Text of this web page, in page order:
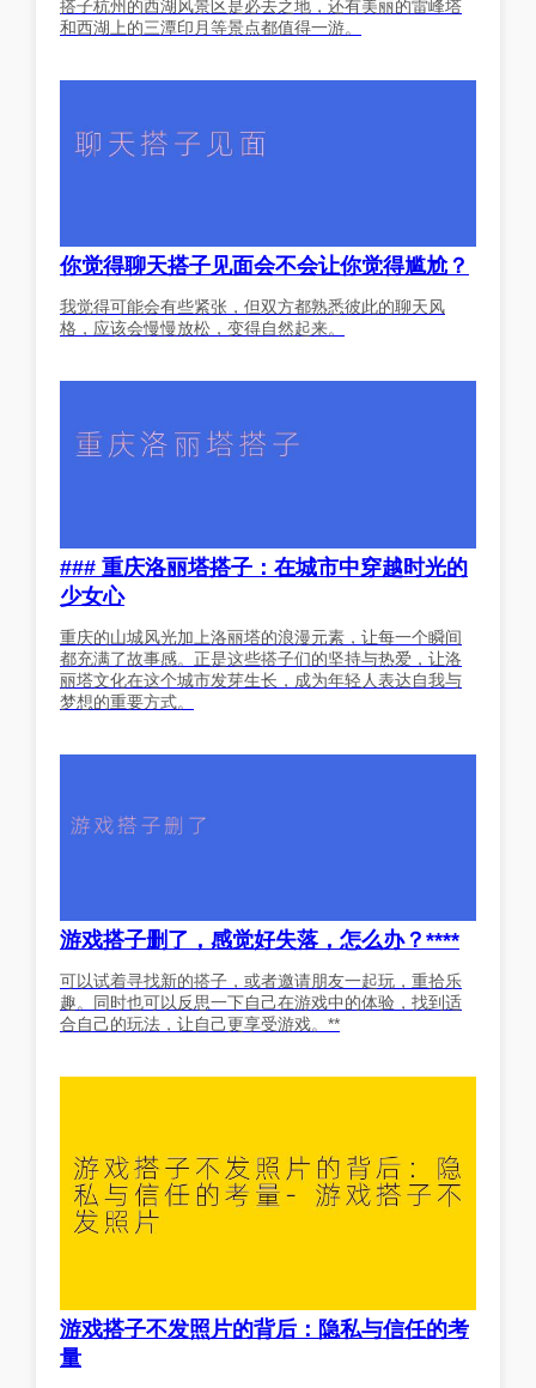
搭子杭州的西湖风景区是必去之地，还有美丽的雷峰塔
和西湖上的三潭印月等景点都值得一游。
你觉得聊天搭子见面会不会让你觉得尴尬？
我觉得可能会有些紧张，但双方都熟悉彼此的聊天风
格，应该会慢慢放松，变得自然起来。
### 重庆洛丽塔搭子：在城市中穿越时光的
少女心
重庆的山城风光加上洛丽塔的浪漫元素，让每一个瞬间
都充满了故事感。正是这些搭子们的坚持与热爱，让洛
丽塔文化在这个城市发芽生长，成为年轻人表达自我与
梦想的重要方式。
游戏搭子删了，感觉好失落，怎么办？****
可以试着寻找新的搭子，或者邀请朋友一起玩，重拾乐
趣。同时也可以反思一下自己在游戏中的体验，找到适
合自己的玩法，让自己更享受游戏。**
游戏搭子不发照片的背后：隐私与信任的考
量